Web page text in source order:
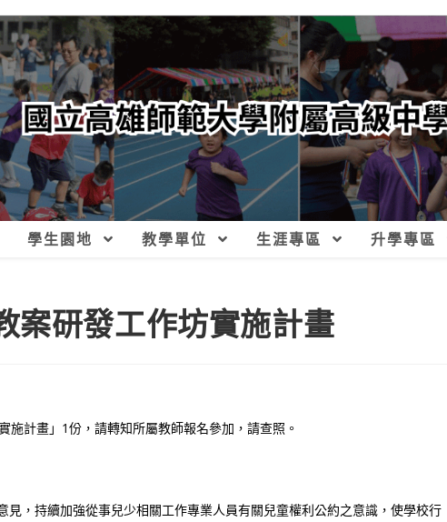
學生園地 教學單位 生涯專區 升學專區
案研發工作坊實施計畫
計畫」1份，請轉知所屬教師報名參加，請查照。
，持續加強從事兒少相關工作專業人員有關兒童權利公約之意識，使學校行